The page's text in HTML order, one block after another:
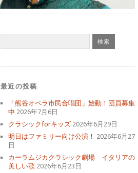
最近の投稿
「熊谷オペラ市民合唱団」始動！団員募集
中 2026年7月6日
クラシックforキッズ 2026年6月29日
明日はファミリー向け公演！ 2026年6月27
日
カーラムジカクラシック劇場 イタリアの
美しい歌 2026年6月23日